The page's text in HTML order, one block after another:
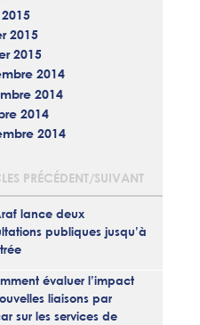
2015
2015
2014
2014
2014
2014
PRÉCÉDENT/SUIVANT
lance deux
publiques jusqu’à
évaluer l’impact
liaisons par
sur les services de